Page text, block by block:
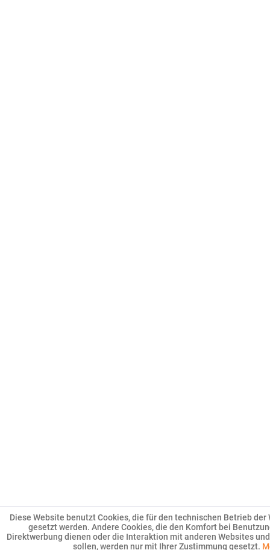
Diese Website benutzt Cookies, die für den technischen Betrieb
gesetzt werden. Andere Cookies, die den Komfort bei
Direktwerbung dienen oder die Interaktion mit anderen Websites
sollen, werden nur mit Ihrer Zustimmung gesetzt.